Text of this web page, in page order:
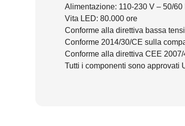
Alimentazione: 110-230 V – 50/60
Vita LED: 80.000 ore
Conforme alla direttiva bassa
Conforme 2014/30/CE sulla
Conforme alla direttiva CEE
Tutti i componenti sono approvati